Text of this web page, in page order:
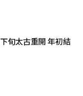
旬太古重開 年初結